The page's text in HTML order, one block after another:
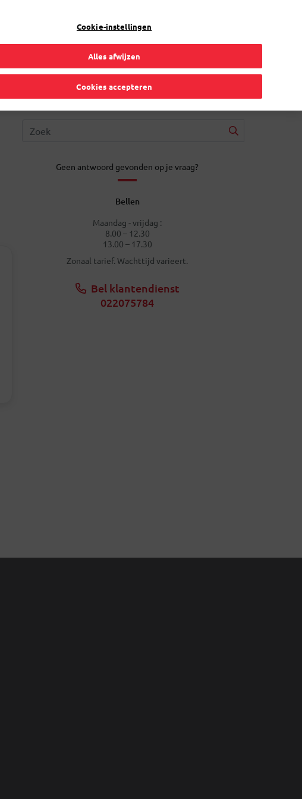
Zakelijk
Geen antwoord gevonden op je vraag?
Bellen
Maandag - vrijdag :
8.00 – 12.30
13.00 – 17.30
Zonaal tarief. Wachttijd varieert.
Bel klantendienst
022075784
Cookie-instellingen
Alles afwijzen
Cookies accepteren